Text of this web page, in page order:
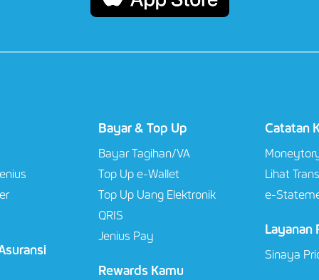
Bayar & Top Up
Bayar Tagihan/VA​
Top Up e-Wallet​
Top Up Uang Elektronik
QRIS
Jenius Pay
Rewards Kamu
Catatan
Lihat
e-
Layanan
Sinaya